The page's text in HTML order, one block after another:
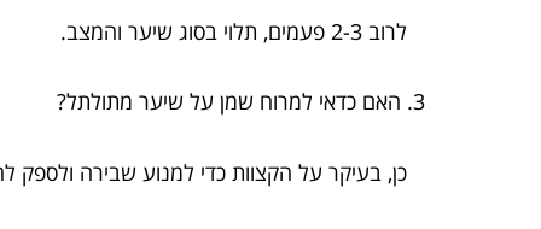
לרוב 2-3 פעמים, תלוי בסוג שיער והמצב.
3. האם כדאי למרוח שמן על שיער מתולתל?
כן, בעיקר על הקצוות כדי למנוע שבירה ולספק